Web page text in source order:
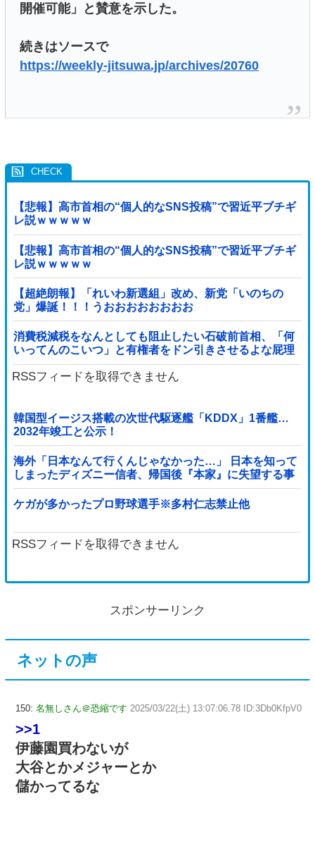
開催可能」と賛意を示した。
続きはソースで
https://weekly-jitsuwa.jp/archives/20760
【悲報】高市首相の“個人的なSNS投稿”で習近平ブチギ
レ説ｗｗｗｗｗ
【悲報】高市首相の“個人的なSNS投稿”で習近平ブチギ
レ説ｗｗｗｗｗ
【超絶朗報】「れいわ新選組」改め、新党「いのちの
党」爆誕！！！うおおおおおおおお
消費税減税をなんとしても阻止したい石破前首相、「何
いってんのこいつ」と有権者をドン引きさせるよな屁理
屈を……
RSSフィードを取得できません
韓国型イージス搭載の次世代駆逐艦「KDDX」1番艦…
2032年竣工と公示！
海外「日本なんて行くんじゃなかった…」 日本を知って
しまったディズニー信者、帰国後『本家』に失望する事
態に
ケガが多かったプロ野球選手※多村仁志禁止他
RSSフィードを取得できません
スポンサーリンク
ネットの声
150: 名無しさん＠恐縮です 2025/03/22(土) 13:07:06.78 ID:3Db0KfpV0
>>1
伊藤園買わないが
大谷とかメジャーとか
儲かってるな